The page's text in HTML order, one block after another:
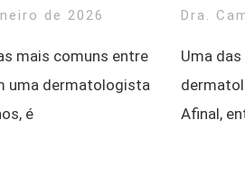
de 2026
mais comuns entre
uma dermatologista
é
Dra.
Uma
Afinal,